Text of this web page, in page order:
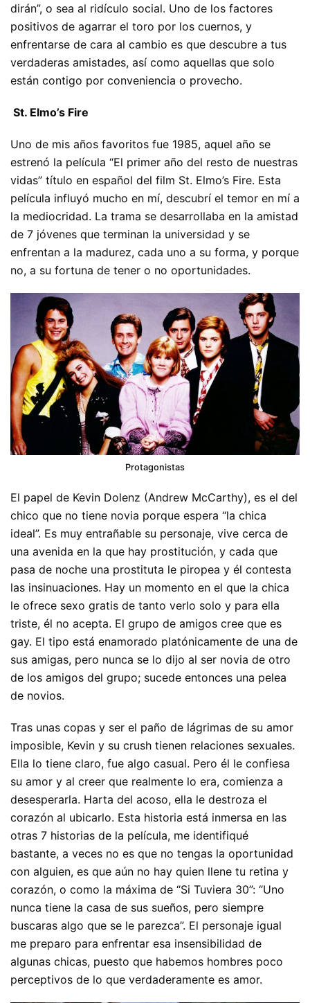
dirán”, o sea al ridículo social. Uno de los factores
positivos de agarrar el toro por los cuernos, y
enfrentarse de cara al cambio es que descubre a tus
verdaderas amistades, así como aquellas que solo
están contigo por conveniencia o provecho.
St. Elmo’s Fire
Uno de mis años favoritos fue 1985, aquel año se
estrenó la película “El primer año del resto de nuestras
vidas” título en español del film St. Elmo’s Fire. Esta
película influyó mucho en mí, descubrí el temor en mí a
la mediocridad. La trama se desarrollaba en la amistad
de 7 jóvenes que terminan la universidad y se
enfrentan a la madurez, cada uno a su forma, y porque
no, a su fortuna de tener o no oportunidades.
Protagonistas
El papel de Kevin Dolenz (Andrew McCarthy), es el del
chico que no tiene novia porque espera “la chica
ideal”. Es muy entrañable su personaje, vive cerca de
una avenida en la que hay prostitución, y cada que
pasa de noche una prostituta le piropea y él contesta
las insinuaciones. Hay un momento en el que la chica
le ofrece sexo gratis de tanto verlo solo y para ella
triste, él no acepta. El grupo de amigos cree que es
gay. El tipo está enamorado platónicamente de una de
sus amigas, pero nunca se lo dijo al ser novia de otro
de los amigos del grupo; sucede entonces una pelea
de novios.
Tras unas copas y ser el paño de lágrimas de su amor
imposible, Kevin y su crush tienen relaciones sexuales.
Ella lo tiene claro, fue algo casual. Pero él le confiesa
su amor y al creer que realmente lo era, comienza a
desesperarla. Harta del acoso, ella le destroza el
corazón al ubicarlo. Esta historia está inmersa en las
otras 7 historias de la película, me identifiqué
bastante, a veces no es que no tengas la oportunidad
con alguien, es que aún no hay quien llene tu retina y
corazón, o como la máxima de “Si Tuviera 30”: “Uno
nunca tiene la casa de sus sueños, pero siempre
buscaras algo que se le parezca”. El personaje igual
me preparo para enfrentar esa insensibilidad de
algunas chicas, puesto que habemos hombres poco
perceptivos de lo que verdaderamente es amor.